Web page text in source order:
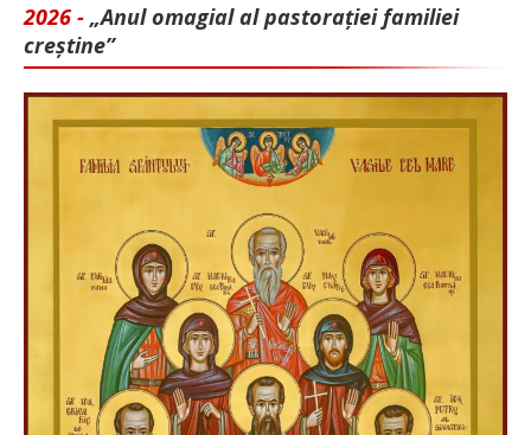
2026 - „Anul omagial al pastorației familiei
creștine”